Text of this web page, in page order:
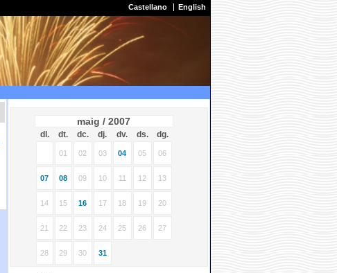
Castellano English
maig / 2007
dl. dt. dc. dj. dv. ds. dg.
01 02 03 04 05 06
07 08 09 10 11 12 13
14 15 16 17 18 19 20
21 22 23 24 25 26 27
28 29 30 31